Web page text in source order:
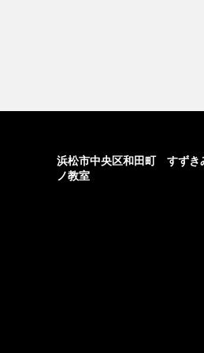
浜松市中央区和田町 すずき
ノ教室